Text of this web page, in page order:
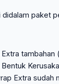
paket
tambahan
Extra sudah